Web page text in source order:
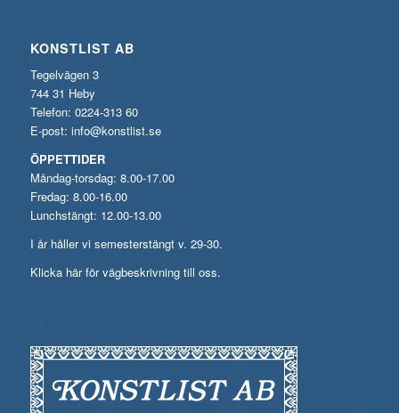
KONSTLIST AB
Tegelvägen 3
744 31 Heby
Telefon: 0224-313 60
E-post: info@konstlist.se
ÖPPETTIDER
Måndag-torsdag: 8.00-17.00
Fredag: 8.00-16.00
Lunchstängt: 12.00-13.00
I år håller vi semesterstängt v. 29-30.
Klicka här för vägbeskrivning till oss.